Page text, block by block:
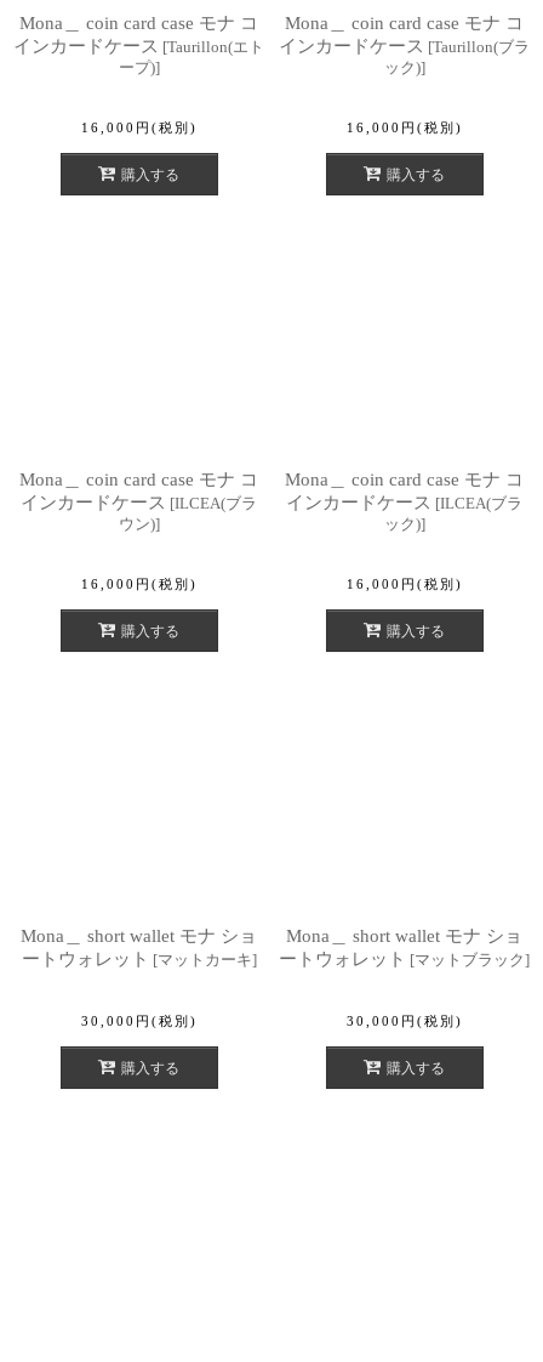
Mona＿ coin card case モナ コ
インカードケース [Taurillon(エト
ープ)]
16,000 円 (税別)
購入する
Mona＿ coin card case モナ コ
インカードケース [Taurillon(ブラ
ック)]
16,000 円 (税別)
購入する
Mona＿ coin card case モナ コ
インカードケース [ILCEA(ブラ
ウン)]
16,000 円 (税別)
購入する
Mona＿ coin card case モナ コ
インカードケース [ILCEA(ブラ
ック)]
16,000 円 (税別)
購入する
Mona＿ short wallet モナ ショ
ートウォレット [マットカーキ]
30,000 円 (税別)
購入する
Mona＿ short wallet モナ ショ
ートウォレット [マットブラック]
30,000 円 (税別)
購入する